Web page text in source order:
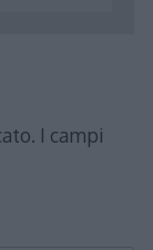
I campi